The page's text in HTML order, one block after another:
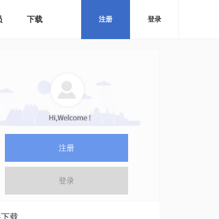
下载 注册 登录
注册
登录
载